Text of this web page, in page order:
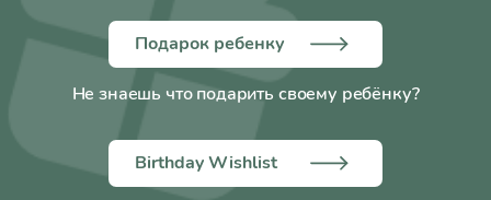
Подарок ребенку
Не знаешь что подарить своему ребёнку?
Birthday Wishlist